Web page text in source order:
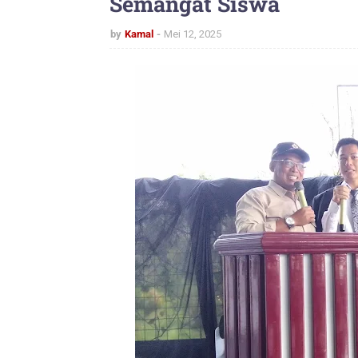
by Kamal Mei 12, 2025